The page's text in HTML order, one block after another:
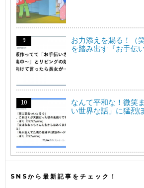
お力添えを賜る！（
を踏み出す『お手伝
なんて平和な！微笑
い世界な話」に猛烈
SNSから最新記事をチェック！